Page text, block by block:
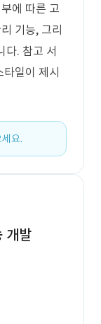
에 따른 고
기능, 그리
다. 참고 서
일이 제시
요.
개발